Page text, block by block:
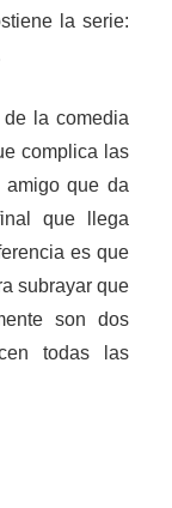
la serie:
la comedia
complica las
que da
que llega
es que
subrayar que
son dos
todas las